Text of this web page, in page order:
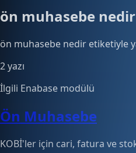
ön muhasebe nedir
ön muhasebe nedir etiketiyle
2 yazı
İlgili Enabase modülü
Ön Muhasebe
KOBİ'ler için cari, fatura ve